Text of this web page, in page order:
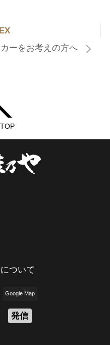
ーをお考えの方へ
ついて
Google Map
発信